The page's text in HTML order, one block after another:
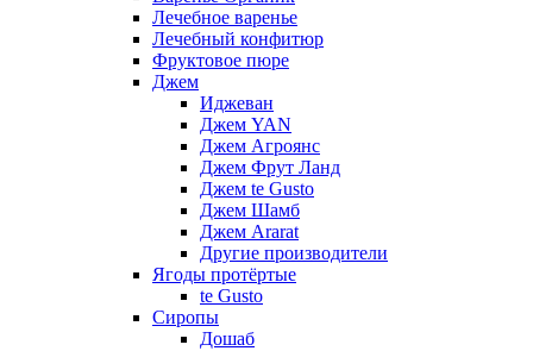
Лечебное варенье
Лечебный конфитюр
Фруктовое пюре
Джем
Иджеван
Джем YAN
Джем Агроянс
Джем Фрут Ланд
Джем te Gusto
Джем Шамб
Джем Ararat
Другие производители
Ягоды протёртые
te Gusto
Сиропы
Дошаб